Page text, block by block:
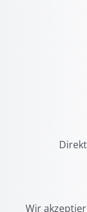
Wir